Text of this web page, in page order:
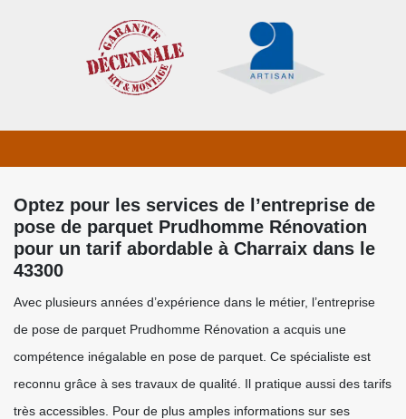
Optez pour les services de l’entreprise de
pose de parquet Prudhomme Rénovation
pour un tarif abordable à Charraix dans le
43300
Avec plusieurs années d’expérience dans le métier, l’entreprise
de pose de parquet Prudhomme Rénovation a acquis une
compétence inégalable en pose de parquet. Ce spécialiste est
reconnu grâce à ses travaux de qualité. Il pratique aussi des tarifs
très accessibles. Pour de plus amples informations sur ses